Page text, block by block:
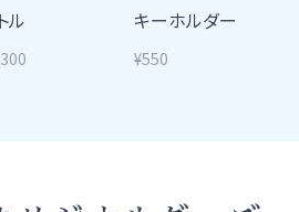
ル
キーホルダー
¥550